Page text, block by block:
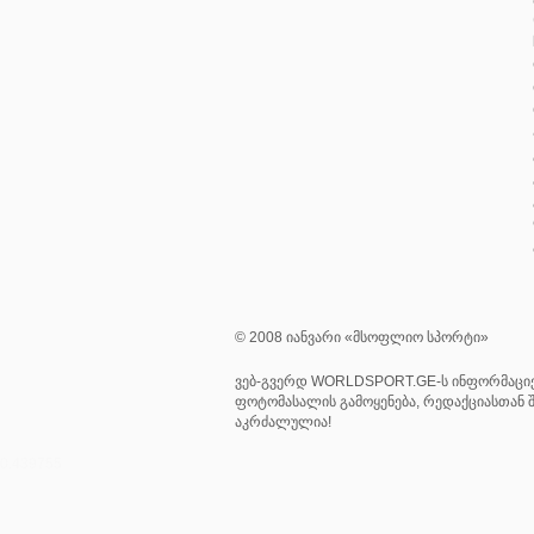
© 2008 იანვარი «მსოფლიო სპორტი»
ვებ-გვერდ WORLDSPORT.GE-ს
ფოტომასალის გამოყენება, რედაქციასთან
აკრძალულია!